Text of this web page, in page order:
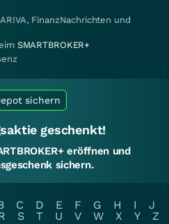
FinanzNachrichten und
SMARTBROKER+
sichern
geschenkt!
eröffnen und
sichern.
C D E F G H I
J
S T U V W X Y
Z